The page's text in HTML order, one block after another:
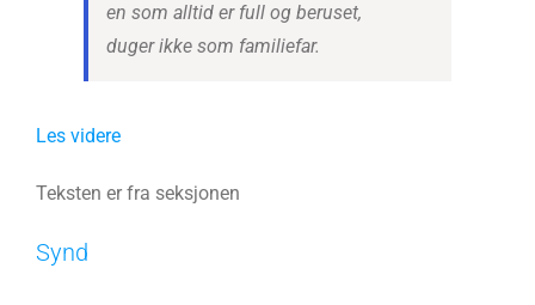
en som alltid er full og beruset,
duger ikke som familiefar.
Les videre
Teksten er fra seksjonen
Synd